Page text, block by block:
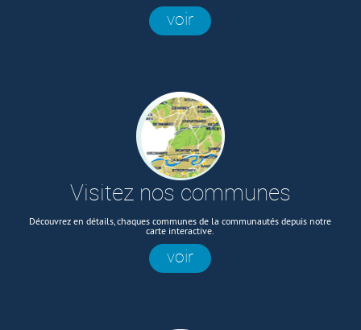
voir
Visitez nos communes
Découvrez en détails, chaques communes de la communautés depuis notre
carte interactive.
voir